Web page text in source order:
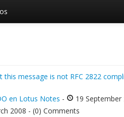
message is not RFC 2822
en Lotus Notes -
19
2008 - (0) Comments